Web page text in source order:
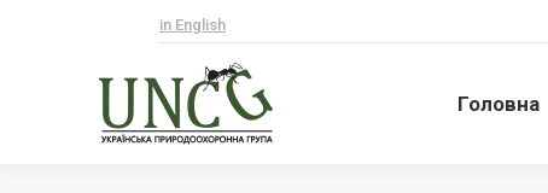
in English
Головна
Головна